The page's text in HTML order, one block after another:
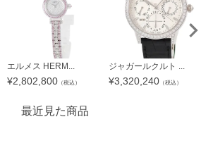
エルメス HERM...
¥2,802,800 （税込）
ジャガールクルト ...
¥3,320,240 （税込）
最近見た商品